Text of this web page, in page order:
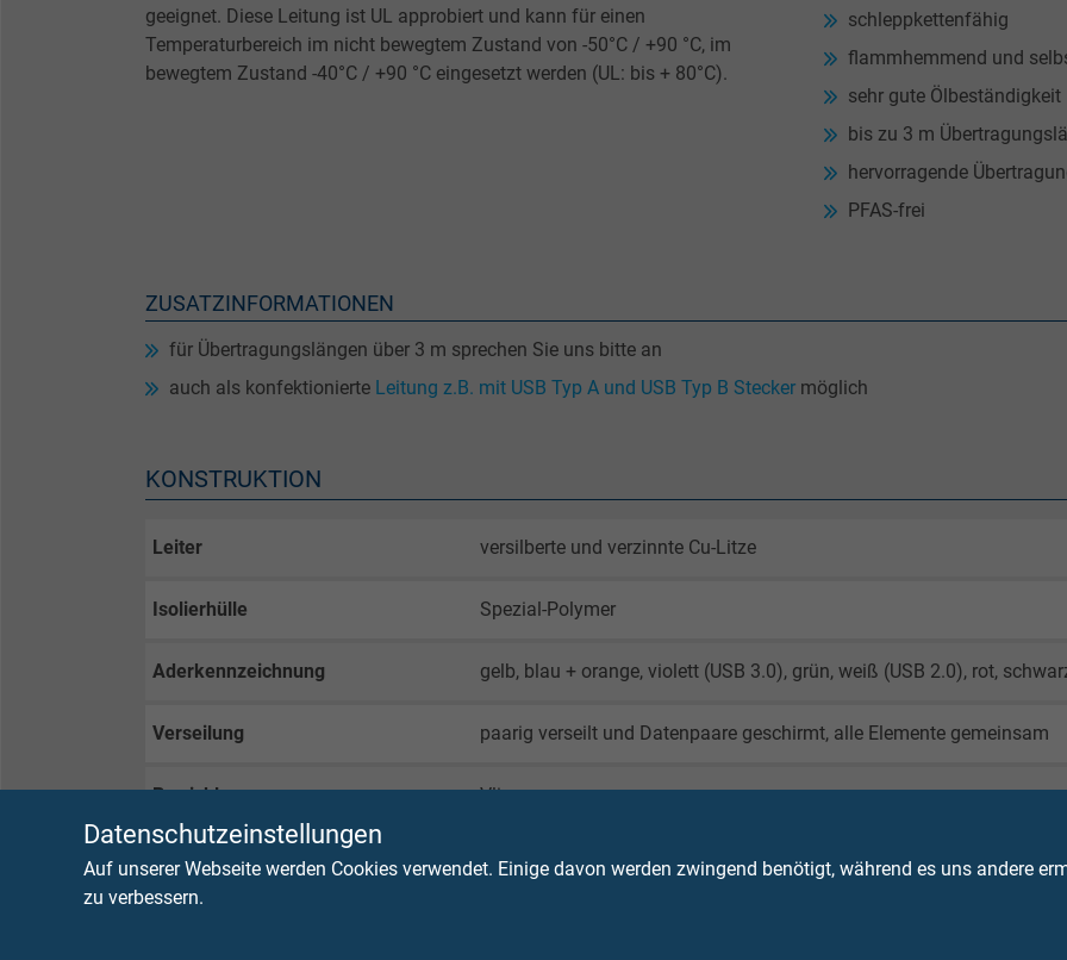
Datenschutzeinstellungen
Auf unserer Webseite werden Cookies verwendet. Einige davon werden zwingend benötigt, während es uns andere
zu verbessern.
geeignet. Diese Leitung ist UL approbiert und kann für einen
Temperaturbereich im nicht bewegtem Zustand von -50°C / +90 °C, im
bewegtem Zustand -40°C / +90 °C eingesetzt werden (UL: bis + 80°C).
schleppkettenfähig
flammhemmend und
sehr gute Ölbeständigkeit
bis zu 3 m
hervorragende
PFAS-frei
ZUSATZINFORMATIONEN
für Übertragungslängen über 3 m sprechen Sie uns bitte an
auch als konfektionierte Leitung z.B. mit USB Typ A und USB Typ B Stecker möglich
KONSTRUKTION
Leiter versilberte und verzinnte Cu-Litze
Isolierhülle Spezial-Polymer
Aderkennzeichnung gelb, blau + orange, violett (USB 3.0), grün, weiß (USB 2.0), rot,
Verseilung paarig verseilt und Datenpaare geschirmt, alle Elemente gemeinsam
Bewicklung Vlies
Abschirmung Geflecht aus verzinnten Cu-Runddrähten